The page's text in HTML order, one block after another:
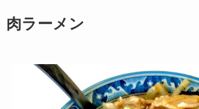
肉ラーメン